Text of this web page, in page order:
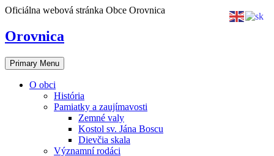
Skip
content
Oficiálna webová stránka Obce Orovnica
Orovnica
Primary Menu
O obci
História
Pamiatky a zaujímavosti
Zemné valy
Kostol sv. Jána Boscu
Dievčia skala
Významní rodáci